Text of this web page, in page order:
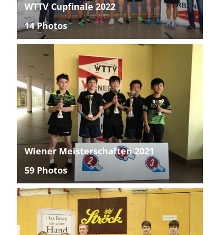
WTTV Cupfinale 2022
14 Photos
Wiener Meisterschaften 2021
59 Photos